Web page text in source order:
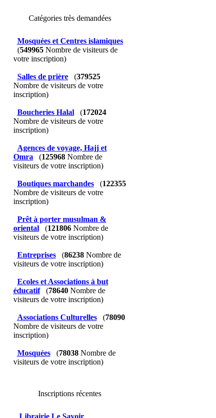
Catégories très demandées
Mosquées et Centres islamiques
(549965Nombre de visiteurs de
votre inscription)
Salles de prière (379525
Nombre de visiteurs de votre
inscription)
Boucheries Halal (172024
Nombre de visiteurs de votre
inscription)
Agences de voyage, Hajj et
Omra
(125968Nombre de
visiteurs de votre inscription)
Boutiques marchandes (122355
Nombre de visiteurs de votre
inscription)
Prêt à porter musulman &
oriental
(121806Nombre de
visiteurs de votre inscription)
Entreprises (86238Nombre de
visiteurs de votre inscription)
Ecoles et Associations à but
éducatif
(78640Nombre de
visiteurs de votre inscription)
Associations Culturelles (78090
Nombre de visiteurs de votre
inscription)
Mosquées (78038Nombre de
visiteurs de votre inscription)
Inscriptions récentes
Librairie Le Savoir